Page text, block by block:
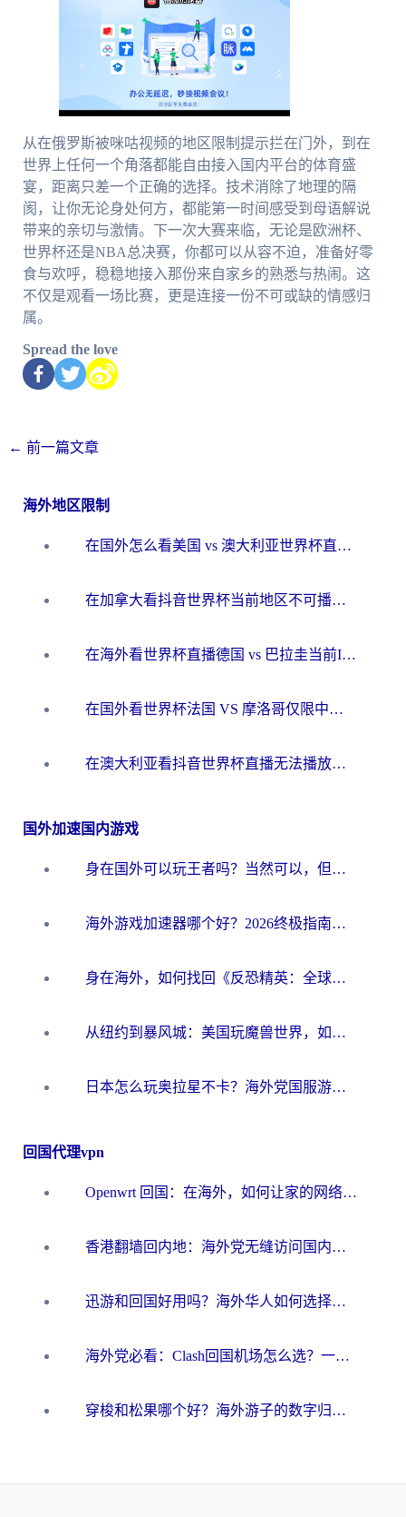
从在俄罗斯被咪咕视频的地区限制提示拦在门外，到在
世界上任何一个角落都能自由接入国内平台的体育盛
宴，距离只差一个正确的选择。技术消除了地理的隔
阂，让你无论身处何方，都能第一时间感受到母语解说
带来的亲切与激情。下一次大赛来临，无论是欧洲杯、
世界杯还是NBA总决赛，你都可以从容不迫，准备好零
食与欢呼，稳稳地接入那份来自家乡的熟悉与热闹。这
不仅是观看一场比赛，更是连接一份不可或缺的情感归
属。
Spread the love
← 前一篇文章
海外地区限制
在国外怎么看美国 vs 澳大利亚世界杯直播？海外党必藏的中文解说观赛指南
在加拿大看抖音世界杯当前地区不可播放？海外党体育观赛终极指南
在海外看世界杯直播德国 vs 巴拉圭当前IP受限制？这篇指南帮你轻松解决地区限制
在国外看世界杯法国 VS 摩洛哥仅限中国大陆？别让地域限制拦下你的欢呼
在澳大利亚看抖音世界杯直播无法播放？海外党体育观赛终极指南来了！
国外加速国内游戏
身在国外可以玩王者吗？当然可以，但你需要这份“加速”指南
海外游戏加速器哪个好？2026终极指南帮你畅玩国服+解决卡顿难题
身在海外，如何找回《反恐精英：全球攻势》国服的丝滑手感？一份给你的终极指南
从纽约到暴风城：美国玩魔兽世界，如何找到你的最佳网络航线
日本怎么玩奥拉星不卡？海外党国服游戏加速器选择全攻略
回国代理vpn
Openwrt 回国：在海外，如何让家的网络触手可及
香港翻墙回内地：海外党无缝访问国内资源的加速器选择全攻略
迅游和回国好用吗？海外华人如何选择靠谱的回国加速器
海外党必看：Clash回国机场怎么选？一篇搞定无缝访问国内资源的全攻略
穿梭和松果哪个好？海外游子的数字归乡路，到底该怎么选